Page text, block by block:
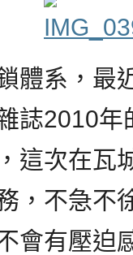
體系，最
誌2010
這次在瓦
，不急不
會有壓迫